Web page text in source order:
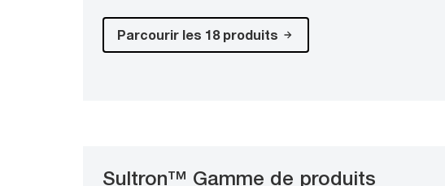
Parcourir les 18 produits
Sultron™ Gamme de produits